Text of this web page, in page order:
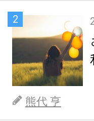
2
熊代 亨